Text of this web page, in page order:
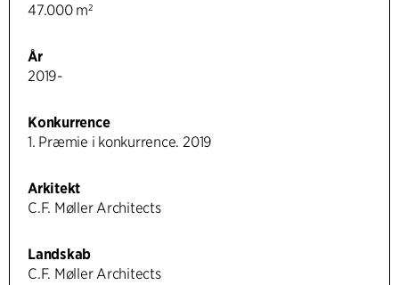
47.000 m²
År
2019-
Konkurrence
1. Præmie i konkurrence. 2019
Arkitekt
C.F. Møller Architects
Landskab
C.F. Møller Architects